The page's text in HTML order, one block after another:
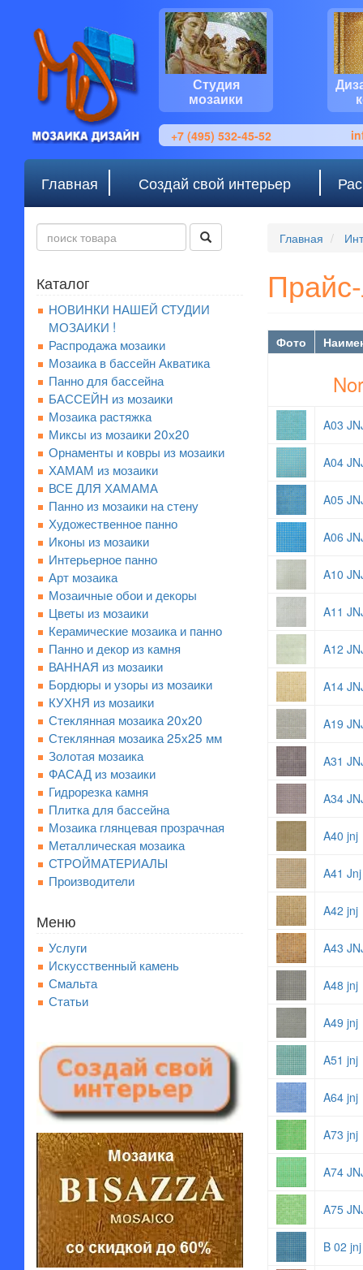
Студия
мозаики
+7 (495) 532-45-52
Главная Создай свой интерьер
Каталог
НОВИНКИ НАШЕЙ СТУДИИ
МОЗАИКИ !
Распродажа мозаики
Мозаика в бассейн Акватика
Панно для бассейна
БАССЕЙН из мозаики
Мозаика растяжка
Миксы из мозаики 20х20
Орнаменты и ковры из мозаики
ХАМАМ из мозаики
ВСЕ ДЛЯ ХАМАМА
Панно из мозаики на стену
Художественное панно
Иконы из мозаики
Интерьерное панно
Арт мозаика
Мозаичные обои и декоры
Цветы из мозаики
Керамические мозаика и панно
Панно и декор из камня
ВАННАЯ из мозаики
Бордюры и узоры из мозаики
КУХНЯ из мозаики
Стеклянная мозаика 20x20
Стеклянная мозаика 25х25 мм
Золотая мозаика
ФАСАД из мозаики
Гидрорезка камня
Плитка для бассейна
Мозаика глянцевая прозрачная
Металлическая мозаика
СТРОЙМАТЕРИАЛЫ
Производители
Меню
Услуги
Искусственный камень
Смальта
Статьи
Главная
Фото
A03
A04
A05
A06
A10
A11
A12
A14
A19
A31
A34
A40 jnj
A41 Jnj
A42 jnj
A43
A48 jnj
A49 jnj
A51 jnj
A64 jnj
A73 jnj
A74
A75
B 02 jnj